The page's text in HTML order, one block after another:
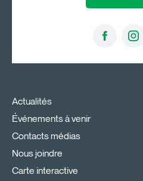
Actualités
Événements à venir
Contacts médias
Nous joindre
Carte interactive